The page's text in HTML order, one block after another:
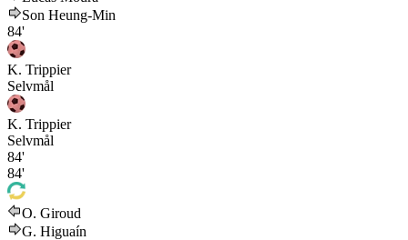
Son Heung-Min
84'
K. Trippier
Selvmål
K. Trippier
Selvmål
84'
84'
O. Giroud
G. Higuaín